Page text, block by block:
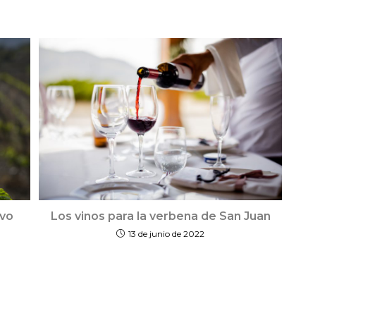
Los vinos para la verbena de San Juan
13 de junio de 2022